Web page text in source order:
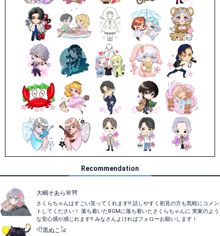
Recommendation
大嶋そあら🌸⛩
さくらちゃんはすごい笑ってくれます‼️ 話しやすく初見の方も気軽にコメン
トしてください！ 落ち着いたBGMに落ち着いたさくらちゃんに 実家のよう
な安心感が感じれます‼️ みなさんよければフォローお願いします！
𓏲𓎨黒ぬこ𓃠